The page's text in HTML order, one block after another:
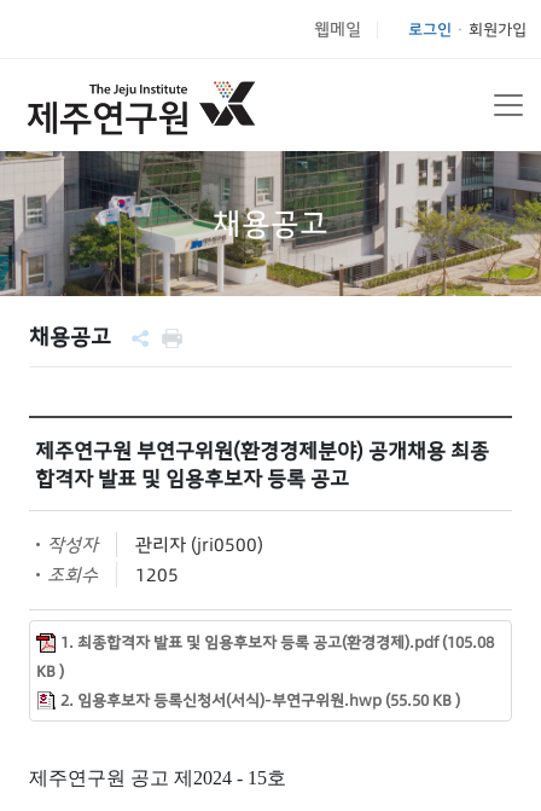
웹메일 로그인 회원가입
채용공고
채용공고
제주연구원 부연구위원(환경경제분야) 공개채용 최종
합격자 발표 및 임용후보자 등록 공고
작성자
관리자 (jri0500)
조회수
1205
1. 최종합격자 발표 및 임용후보자 등록 공고(환경경제).pdf (105.08
KB )
2. 임용후보자 등록신청서(서식)-부연구위원.hwp (55.50 KB )
제주연구원 공고 제 2024 - 15호